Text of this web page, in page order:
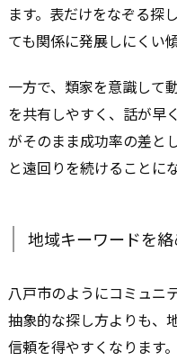
ます。表だけをなぞる探
ても関係に発展しにくい
一方で、類家を意識して
を共有しやすく、話が早
がそのまま成功率の差と
と遠回りを続けることに
地域キーワードを
八戸市のようにコミュニ
抽象的な探し方よりも、
信頼を得やすくなります